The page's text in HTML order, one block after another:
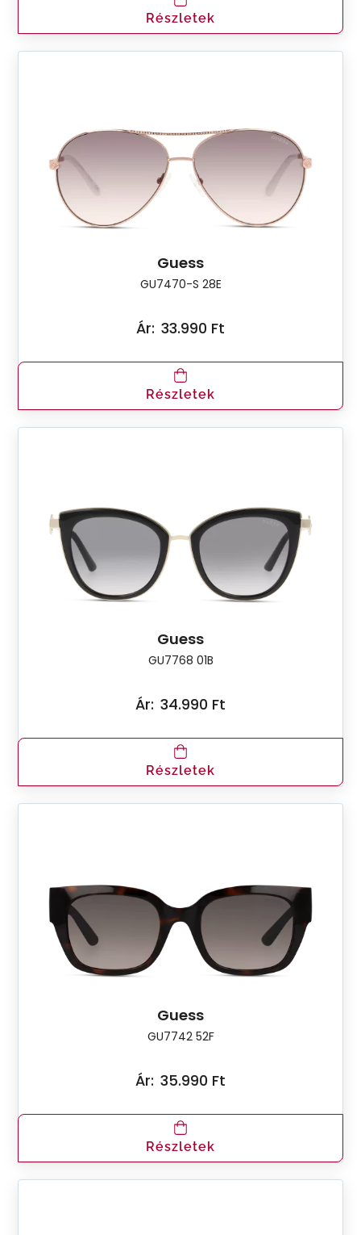
Részletek
Guess
GU7470-S 28E
Ár: 33.990 Ft
Részletek
Guess
GU7768 01B
Ár: 34.990 Ft
Részletek
Guess
GU7742 52F
Ár: 35.990 Ft
Részletek